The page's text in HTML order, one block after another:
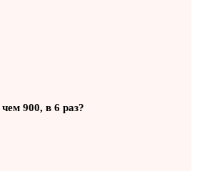
900, в 6 раз?